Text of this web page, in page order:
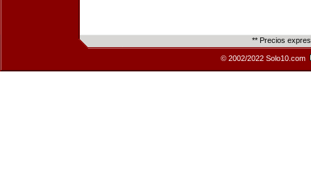
** Precios
© 2002/2022 Solo10.com